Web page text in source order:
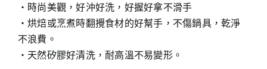
‧時尚美觀，好沖好洗，好握好拿不滑手
‧烘焙或烹煮時翻攪食材的好幫手，不傷鍋具，乾淨
不浪費。
‧天然矽膠好清洗，耐高溫不易變形。